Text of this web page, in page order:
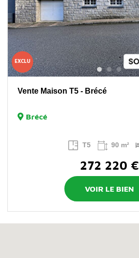
EXCLU
Vente Maison T5 - Brécé
Brécé
T5 90 m²
272 220 €
VOIR LE BIEN